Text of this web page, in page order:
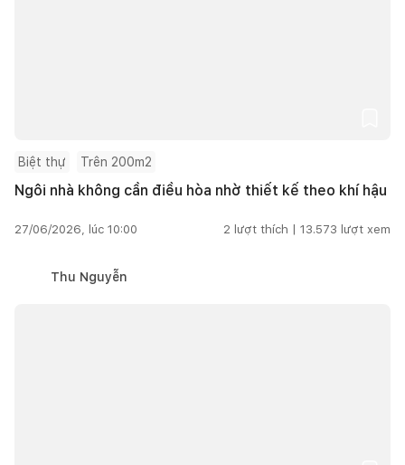
Biệt thự Trên 200m2
Ngôi nhà không cần điều hòa nhờ thiết kế theo khí hậu
27/06/2026, lúc 10:00 2 lượt thích | 13.573 lượt xem
Thu Nguyễn